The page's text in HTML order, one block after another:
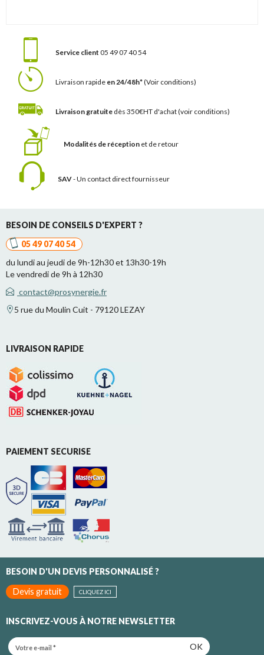
Service client 05 49 07 40 54
Livraison rapide en 24/48h*(Voir conditions)
Livraison gratuite dès 350€HT d'achat(voir conditions)
Modalités de réception et de retour
SAV- Un contact direct fournisseur
BESOIN DE CONSEILS D'EXPERT ?
05 49 07 40 54
du lundi au jeudi de 9h-12h30 et 13h30-19h
Le vendredi de 9h à 12h30
contact@prosynergie.fr
5 rue du Moulin Cuit - 79120 LEZAY
LIVRAISON RAPIDE
PAIEMENT SECURISE
BESOIN D'UN DEVIS PERSONNALISÉ ?
Devis gratuit
CLIQUEZ ICI
INSCRIVEZ-VOUS À NOTRE NEWSLETTER
OK